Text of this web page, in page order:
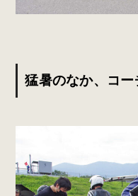
猛暑のなか、コー